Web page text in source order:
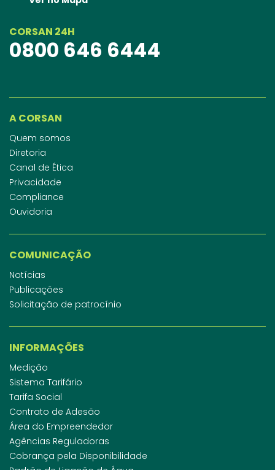
CORSAN 24H
0800 646 6444
A CORSAN
Quem somos
Diretoria
Canal de Ética
Privacidade
Compliance
Ouvidoria
COMUNICAÇÃO
Notícias
Publicações
Solicitação de patrocínio
INFORMAÇÕES
Medição
Sistema Tarifário
Tarifa Social
Contrato de Adesão
Área do Empreendedor
Agências Reguladoras
Cobrança pela Disponibilidade